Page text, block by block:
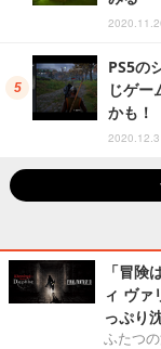
PS5の
じゲー
かも！
「冒険
ィ ヴァ
っぷり
ふたつ